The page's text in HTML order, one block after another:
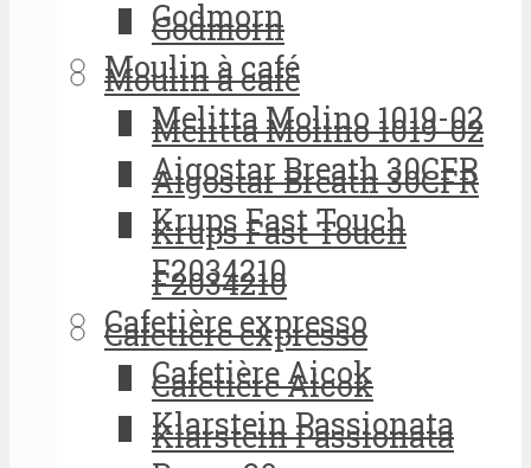
Godmorn
Moulin à café
Melitta Molino 1019-02
Aigostar Breath 30CFR
Krups Fast Touch
F2034210
Cafetière expresso
Cafetière Aicok
Klarstein Passionata
Godmorn
Moulin à café
Melitta Molino 1019-02
Aigostar Breath 30CFR
Krups Fast Touch
F2034210
Cafetière expresso
Cafetière Aicok
Klarstein Passionata